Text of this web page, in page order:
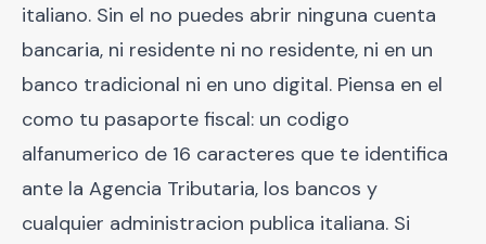
italiano. Sin el no puedes abrir ninguna cuenta
bancaria, ni residente ni no residente, ni en un
banco tradicional ni en uno digital. Piensa en el
como tu pasaporte fiscal: un codigo
alfanumerico de 16 caracteres que te identifica
ante la Agencia Tributaria, los bancos y
cualquier administracion publica italiana. Si